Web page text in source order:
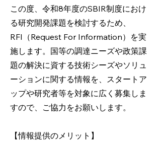
この度、令和8年度のSBIR制度におけ
る研究開発課題を検討するため、
RFI（Request For Information）を実
施します。国等の調達ニーズや政策課
題の解決に資する技術シーズやソリュ
ーションに関する情報を、スタートア
ップや研究者等を対象に広く募集しま
すので、ご協力をお願いします。
【情報提供のメリット】